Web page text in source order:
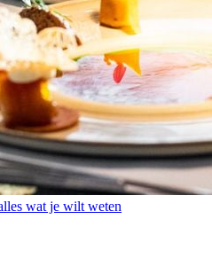
wat je wilt weten